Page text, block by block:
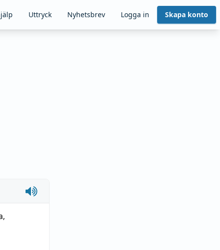
Uttryck Nyhetsbrev Logga in Skapa konto
,